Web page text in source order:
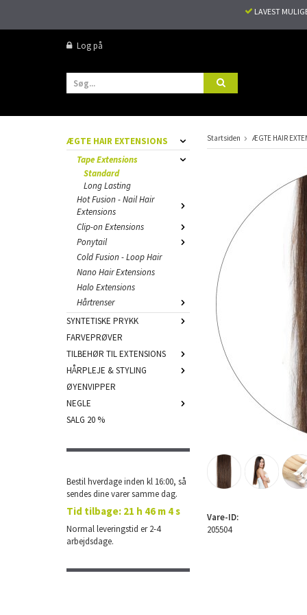
LAVEST
Log på
ÆGTE HAIR EXTENSIONS
Tape Extensions
Standard
Long Lasting
Hot Fusion - Nail Hair
Extensions
Clip-on Extensions
Ponytail
Cold Fusion - Loop Hair
Nano Hair Extensions
Halo Extensions
Hårtrenser
SYNTETISKE PRYKK
FARVEPRØVER
TILBEHØR TIL EXTENSIONS
HÅRPLEJE & STYLING
ØYENVIPPER
NEGLE
SALG 20 %
Bestil hverdage inden kl 16:00, så
sendes dine varer samme dag.
Tid tilbage: 21 h 46 m 4 s
Normal leveringstid er 2-4
arbejdsdage.
Startsiden ÆGTE HAIR
Vare-ID:
205504